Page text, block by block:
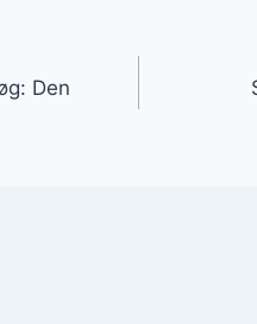
Den